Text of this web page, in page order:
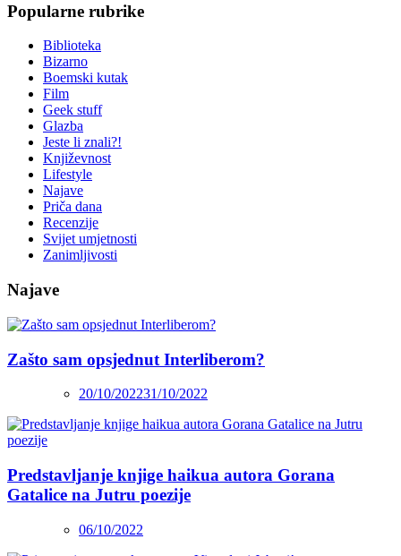
Popularne rubrike
Biblioteka
Bizarno
Boemski kutak
Film
Geek stuff
Glazba
Jeste li znali?!
Književnost
Lifestyle
Najave
Priča dana
Recenzije
Svijet umjetnosti
Zanimljivosti
Najave
Zašto sam opsjednut Interliberom?
20/10/202231/10/2022
Predstavljanje knjige haikua autora Gorana
Gatalice na Jutru poezije
06/10/2022